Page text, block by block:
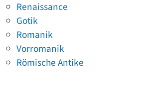
Renaissance
Gotik
Romanik
Vorromanik
Römische Antike